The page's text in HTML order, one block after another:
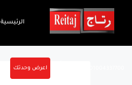
الرئيسية
اعرض وحدتك